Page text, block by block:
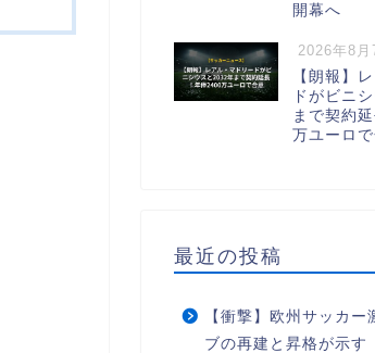
開幕へ
2026年8月
【朗報】
ドがビニ
まで契約
万ユーロ
最近の投稿
【衝撃】欧州サッカー
ブの再建と昇格が示す